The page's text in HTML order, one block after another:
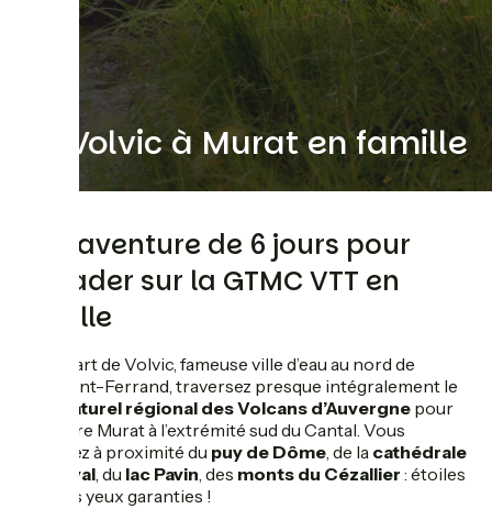
De Volvic à Murat en famille
Une aventure de 6 jours pour
s'évader sur la GTMC VTT en
famille
Au départ de Volvic, fameuse ville d’eau au nord de
Clermont-Ferrand, traversez presque intégralement le
Parc naturel régional des Volcans d’Auvergne pour
rejoindre Murat à l’extrémité sud du Cantal. Vous
passerez à proximité du puy de Dôme, de la cathédrale
d’Orcival, du lac Pavin, des monts du Cézallier : étoiles
dans les yeux garanties !